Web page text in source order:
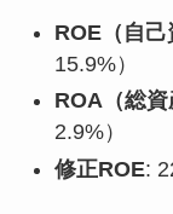
ROE（自己
15.9%）
ROA（総資
2.9%）
修正ROE: